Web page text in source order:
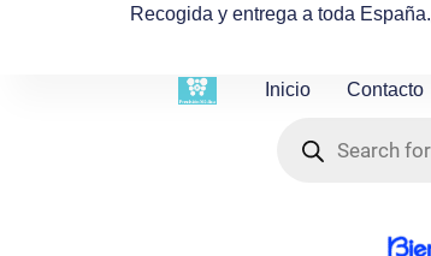
Recogida y entrega a toda España.
Inicio Contacto